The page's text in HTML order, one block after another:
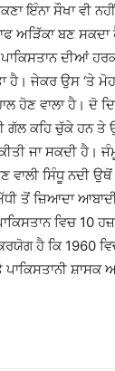
ਇੰਨਾ ਸੌਖਾ ਵੀ
ਅੜਿੱਕਾ ਬਣ ਸਕਦਾ
ਦੀਆਂ
ਹੈ। ਜੇਕਰ ਉਸ ‘ਤੇ
ਹੋਣ ਵਾਲਾ ਹੈ। ਦੋ
ਕਹਿ ਚੁੱਕੇ ਹਨ ਤੇ
ਜਾ ਸਕਦੀ ਹੈ।
ਵਾਲੀ ਸਿੰਧੂ ਨਦੀ
ਤੋਂ ਜ਼ਿਆਦਾ
ਵਿਚ 10
ਹੈ ਕਿ 1960
ਪਾਕਿਸਤਾਨੀ ਸ਼ਾਸਕ